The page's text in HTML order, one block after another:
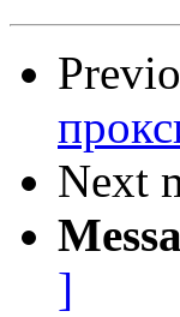
Next
]